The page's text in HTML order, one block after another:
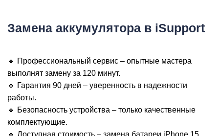
Замена аккумулятора в iSupport
🔹 Профессиональный сервис – опытные мастера
выполнят замену за 120 минут.
🔹 Гарантия 90 дней – уверенность в надежности
работы.
🔹 Безопасность устройства – только качественные
комплектующие.